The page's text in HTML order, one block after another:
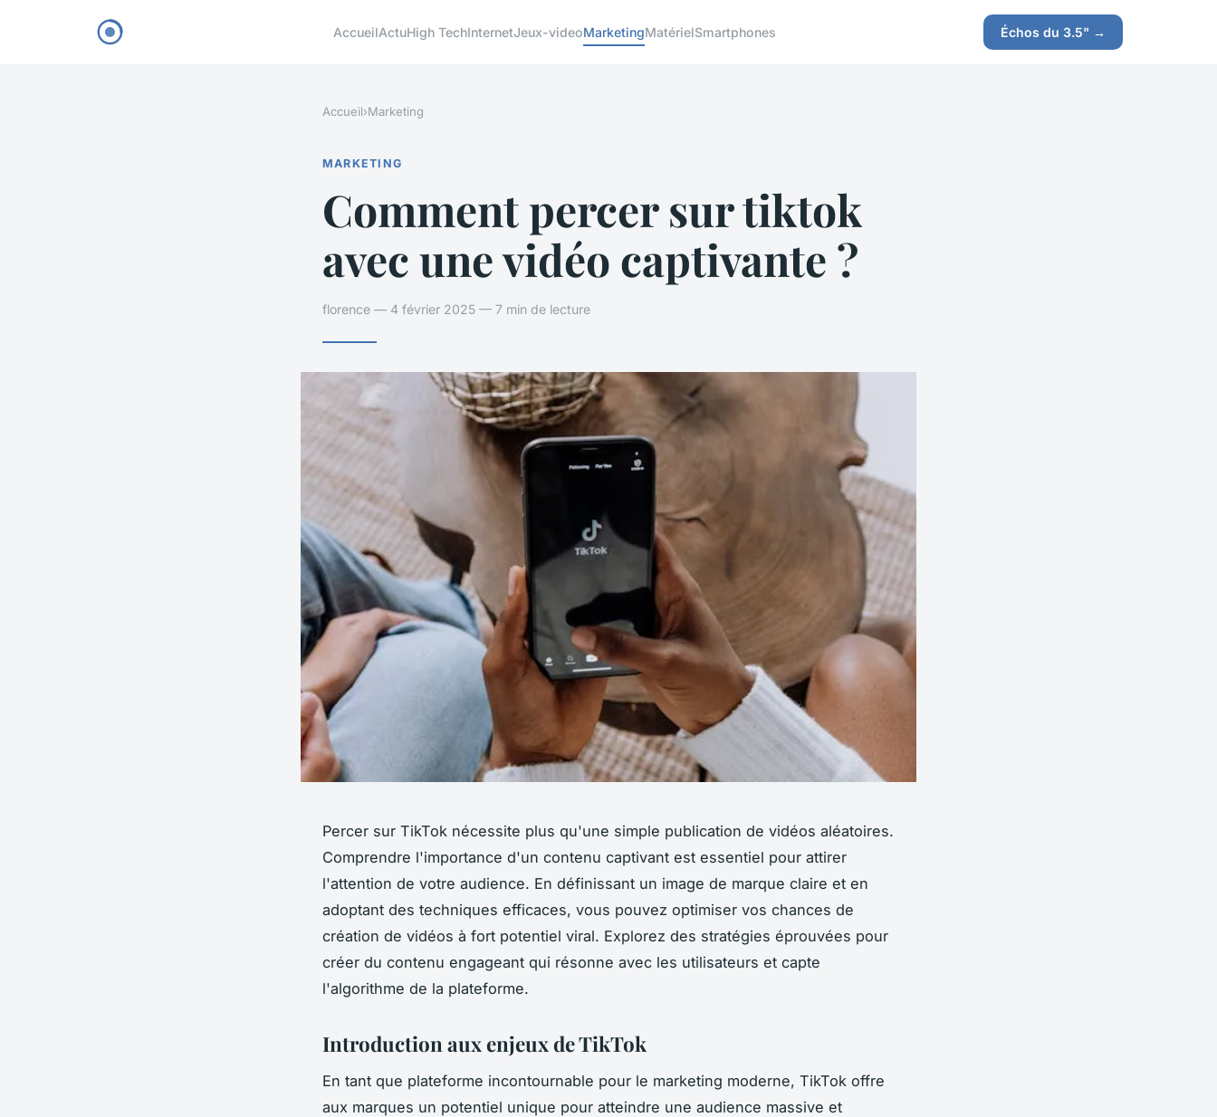
AccueilActuHigh TechInternetJeux-videoMarketingMatérielSmartphones Échos du 3.5" →
Accueil›Marketing
MARKETING
Comment percer sur tiktok
avec une vidéo captivante ?
florence — 4 février 2025 — 7 min de lecture
Percer sur TikTok nécessite plus qu'une simple publication de vidéos aléatoires.
Comprendre l'importance d'un contenu captivant est essentiel pour attirer
l'attention de votre audience. En définissant un image de marque claire et en
adoptant des techniques efficaces, vous pouvez optimiser vos chances de
création de vidéos à fort potentiel viral. Explorez des stratégies éprouvées pour
créer du contenu engageant qui résonne avec les utilisateurs et capte
l'algorithme de la plateforme.
Introduction aux enjeux de TikTok
En tant que plateforme incontournable pour le marketing moderne, TikTok offre
aux marques un potentiel unique pour atteindre une audience massive et